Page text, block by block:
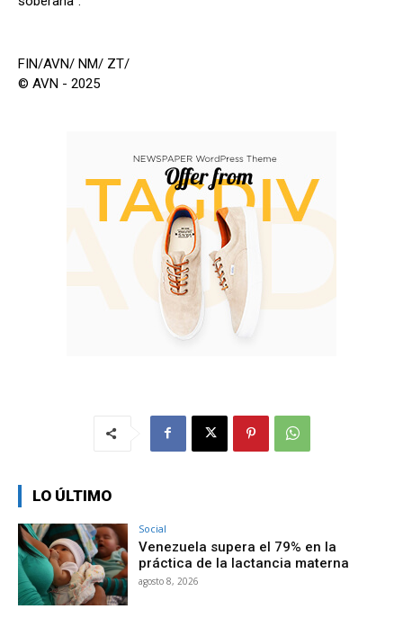
FIN/AVN/ NM/ ZT/
© AVN - 2025
LO ÚLTIMO
Social
Venezuela supera el 79% en la
práctica de la lactancia materna
agosto 8, 2026